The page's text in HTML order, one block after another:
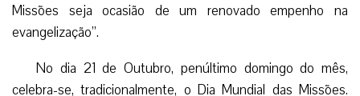
Missões seja ocasião de um renovado empenho na
evangelização”.
No dia 21 de Outubro, penúltimo domingo do mês,
celebra-se, tradicionalmente, o Dia Mundial das Missões.